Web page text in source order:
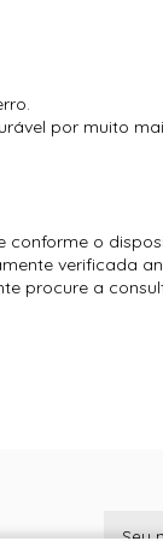
por muito
o
verificada
procure a